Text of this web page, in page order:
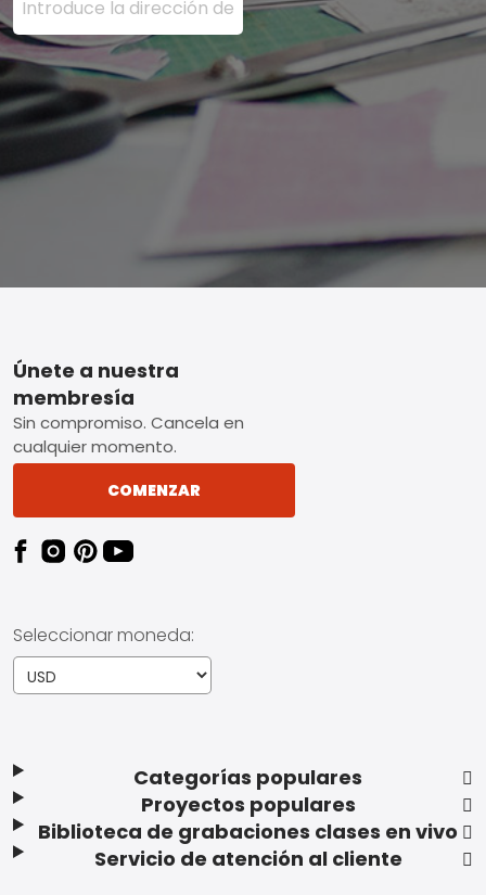
Footer
Categorías populares
Proyectos populares
Biblioteca de grabaciones clases en vivo
Servicio de atención al cliente
Únete a nuestra
membresía
Sin compromiso. Cancela en
cualquier momento.
COMENZAR
Seleccionar moneda: